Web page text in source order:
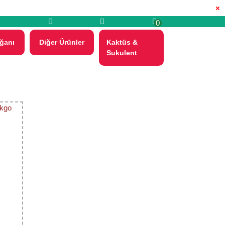
×
0
Diğer Ürünler
Kaktüs &
Sukulent